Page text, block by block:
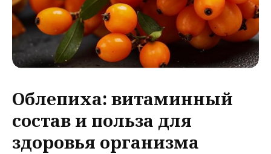
Облепиха: витаминный
состав и польза для
здоровья организма